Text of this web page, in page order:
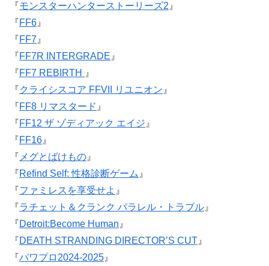
『モンスターハンターストーリーズ2 』
『FF6 』
『FF7 』
『FF7R INTERGRADE 』
『FF7 REBIRTH
』
『クライシスコア FFVII リユニオン 』
『FF8 リマスタード 』
『FF12 ザ ゾディアック エイジ 』
『FF16 』
『 メグとばけもの 』
『Refind Self: 性格診断ゲーム 』
『ファミレスを享受せよ 』
『ラチェット＆クランク パラレル・トラブル 』
『Detroit:Become Human 』
『DEATH STRANDING DIRECTOR’S CUT 』
『パワプロ2024-2025 』